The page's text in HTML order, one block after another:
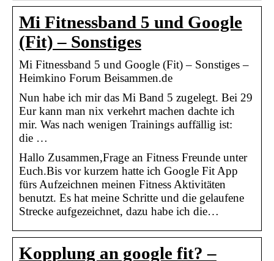
Mi Fitnessband 5 und Google
(Fit) – Sonstiges
Mi Fitnessband 5 und Google (Fit) – Sonstiges –
Heimkino Forum Beisammen.de
Nun habe ich mir das Mi Band 5 zugelegt. Bei 29
Eur kann man nix verkehrt machen dachte ich
mir. Was nach wenigen Trainings auffällig ist:
die …
Hallo Zusammen,Frage an Fitness Freunde unter
Euch.Bis vor kurzem hatte ich Google Fit App
fürs Aufzeichnen meinen Fitness Aktivitäten
benutzt. Es hat meine Schritte und die gelaufene
Strecke aufgezeichnet, dazu habe ich die…
Kopplung an google fit? –